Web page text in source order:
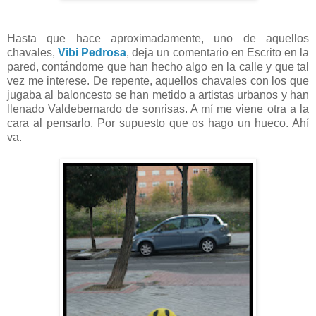
Hasta que hace aproximadamente, uno de aquellos
chavales,Vibi Pedrosa, deja un comentario en Escrito en la
pared, contándome que han hecho algo en la calle y que tal
vez me interese. De repente, aquellos chavales con los que
jugaba al baloncesto se han metido a artistas urbanos y han
llenado Valdebernardo de sonrisas. A mí me viene otra a la
cara al pensarlo. Por supuesto que os hago un hueco. Ahí
va.